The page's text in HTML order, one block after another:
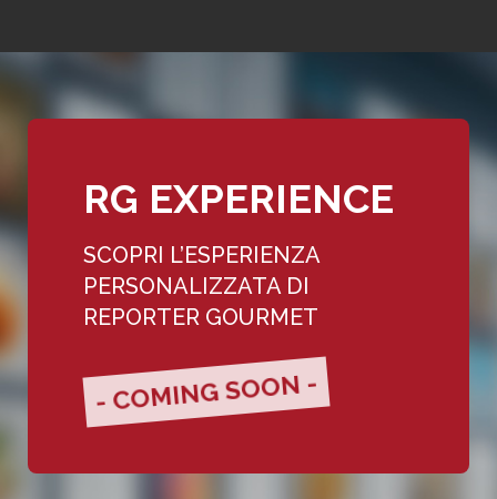
RG EXPERIENCE
SCOPRI L’ESPERIENZA
PERSONALIZZATA DI
REPORTER GOURMET
- COMING SOON -